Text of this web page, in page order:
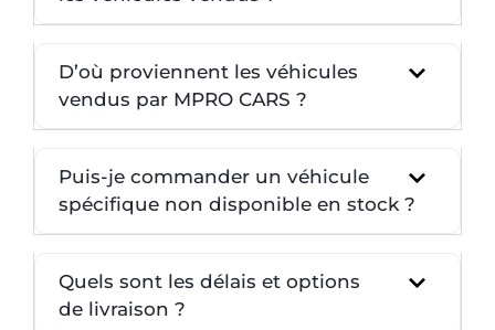
D’où proviennent les véhicules
vendus par MPRO CARS ?
Puis-je commander un véhicule
spécifique non disponible en stock ?
Quels sont les délais et options
de livraison ?